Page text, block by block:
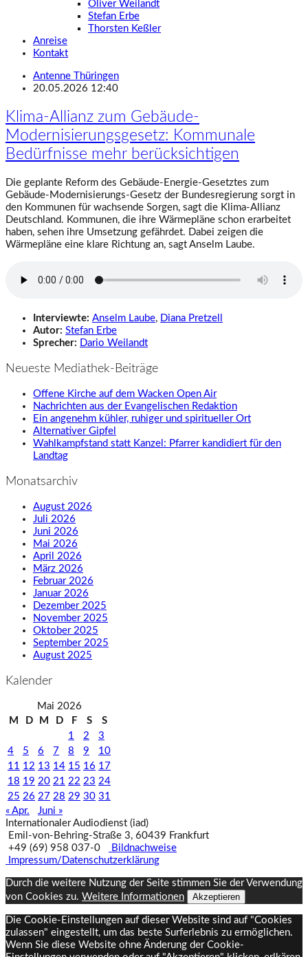
Oliver Weilandt
Stefan Erbe
Thorsten Keßler
Anreise
Kontakt
Antenne Thüringen
20.05.2026 12:40
Klima-Allianz zum Gebäude-
Modernisierungsgesetz: Kommunale
Bedürfnisse mehr berücksichtigen
Die geplante Reform des Gebäude-Energie-Gesetztes zum
Gebäude-Modernisierungs-Gesetz der Bundesregierung sorgt in
den Kommunen für wachsende Sorgen, sagt die Klima-Allianz
Deutschland. Kommunen, die ihre Wärmepläne schon erarbeitet
haben, sehen ihre Umsetzung gefährdet. Dabei zeigen die
Wärmepläne eine klare Richtung an, sagt Anselm Laube.
Interviewte: Anselm Laube, Diana Pretzell
Autor: Stefan Erbe
Sprecher: Dario Weilandt
Neueste Mediathek-Beiträge
Offene Kirche auf dem Wacken Open Air
Nachrichten aus der Evangelischen Redaktion
Ein angenehm kühler, ruhiger und spiritueller Ort
Alternativer Gipfel
Wahlkampfstand statt Kanzel: Pfarrer kandidiert für den
Landtag
Monatsarchiv
August 2026
Juli 2026
Juni 2026
Mai 2026
April 2026
März 2026
Februar 2026
Januar 2026
Dezember 2025
November 2025
Oktober 2025
September 2025
August 2025
Kalender
Mai 2026
M
D M D F S
S
1
2
3
4
5 6 7 8 9
10
11 12 13 14 15 16 17
18 19 20 21 22 23 24
25 26 27 28 29 30 31
« Apr.
Juni »
Internationaler Audiodienst (iad)
Emil‑von‑Behring‑Straße 3, 60439 Frankfurt
+49 (69) 958 037‑0
Bildnachweise
Impressum/Datenschutzerklärung
Durch die weitere Nutzung der Seite stimmen Sie der Verwendung
von Cookies zu. Weitere Informationen Akzeptieren
Die Cookie-Einstellungen auf dieser Website sind auf "Cookies
zulassen" eingestellt, um das beste Surferlebnis zu ermöglichen.
Wenn Sie diese Website ohne Änderung der Cookie-